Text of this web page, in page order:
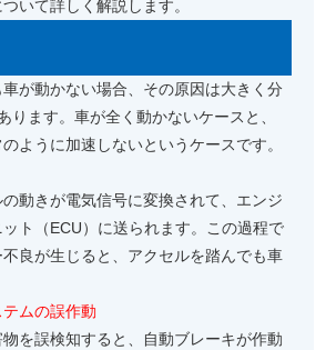
いて詳しく解説します。
が動かない場合、その原因は大きく分
ります。車が全く動かないケースと、
ように加速しないというケースです。
動きが電気信号に変換されて、エンジ
ト（ECU）に送られます。この過程で
良が生じると、アクセルを踏んでも車
ムの誤作動
を誤検知すると、自動ブレーキが作動